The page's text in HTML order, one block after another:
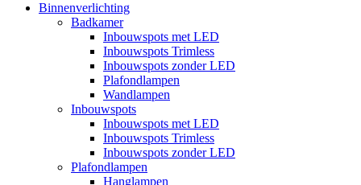
Binnenverlichting
Badkamer
Inbouwspots met LED
Inbouwspots Trimless
Inbouwspots zonder LED
Plafondlampen
Wandlampen
Inbouwspots
Inbouwspots met LED
Inbouwspots Trimless
Inbouwspots zonder LED
Plafondlampen
Hanglampen